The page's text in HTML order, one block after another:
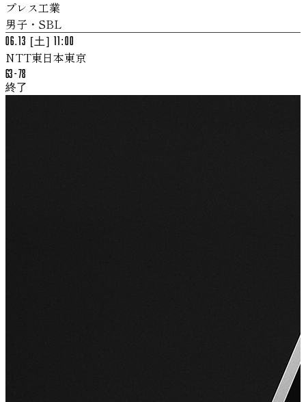
プレス工業
男子・SBL
06.13 [土] 11:00
NTT東日本東京
63-78
終了